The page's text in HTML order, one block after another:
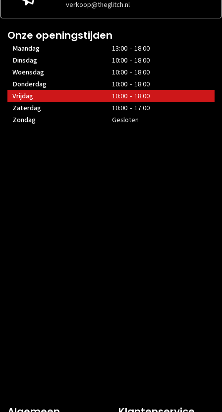
verkoop@theglitch.nl
Onze openingstijden
Maandag
13:00 - 18:00
Dinsdag
10:00 - 18:00
Woensdag
10:00 - 18:00
Donderdag
10:00 - 18:00
Vrijdag
10:00 - 18:00
Zaterdag
10:00 - 17:00
Zondag
Gesloten